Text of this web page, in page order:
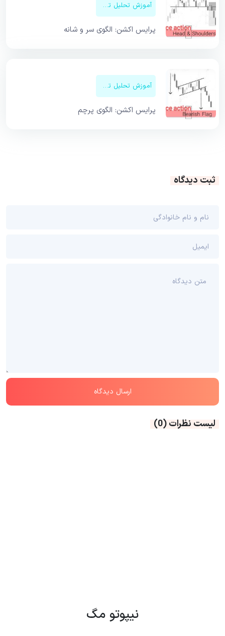
آموزش تحلیل تکنیکال
پرایس اکشن: الگوی سر و شانه
آموزش تحلیل تکنیکال
پرایس اکشن: الگوی پرچم
ثبت دیدگاه
لیست نظرات(0)
نیپوتو مگ